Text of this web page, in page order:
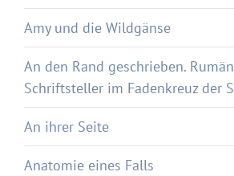
Amy und die Wildgänse
An den Rand geschrieben.
Schriftsteller im Fadenkreuz der
An ihrer Seite
Anatomie eines Falls